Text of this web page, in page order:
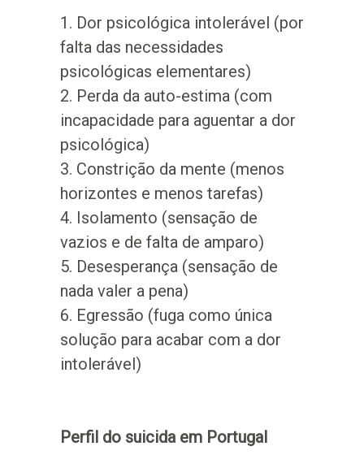
1. Dor psicológica intolerável (por
falta das necessidades
psicológicas elementares)
2. Perda da auto-estima (com
incapacidade para aguentar a dor
psicológica)
3. Constrição da mente (menos
horizontes e menos tarefas)
4. Isolamento (sensação de
vazios e de falta de amparo)
5. Desesperança (sensação de
nada valer a pena)
6. Egressão (fuga como única
solução para acabar com a dor
intolerável)
Perfil do suicida em Portugal